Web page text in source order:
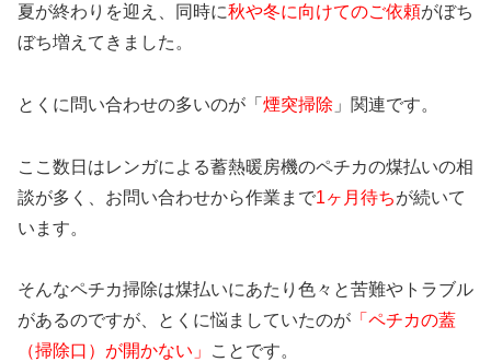
夏が終わりを迎え、同時に秋や冬に向けてのご依頼がぼち
ぼち増えてきました。
とくに問い合わせの多いのが「 煙突掃除 」関連です。
ここ数日はレンガによる蓄熱暖房機のペチカの煤払いの相
談が多く、お問い合わせから作業まで1ヶ月待ちが続いて
います。
そんなペチカ掃除は煤払いにあたり色々と苦難やトラブル
があるのですが、とくに悩ましていたのが 「ペチカの蓋
（掃除口）が開かない」
ことです。